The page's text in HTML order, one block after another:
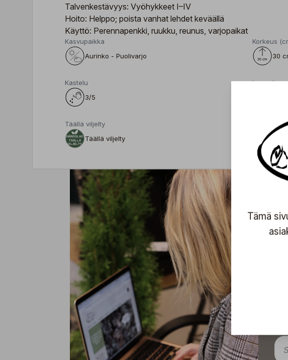
Talvenkestävyys: Vyöhykkeet I–IV
Hoito: Helppo; poista vanhat lehdet keväällä
Käyttö: Perennapenkki, ruukku, reunus, varjopaikat
Kasvupaikka
Aurinko - Puolivarjo
Korkeus
30
Kastelu
3/5
Lannoitus
Täällä viljelty
Täällä viljelty
Tämä